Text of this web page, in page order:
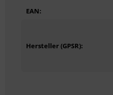
EAN:
Hersteller (GPSR):